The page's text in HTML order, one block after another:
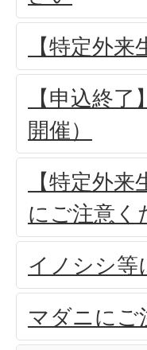
【特定外
【申込終
開催）
【特定外
にご注意く
イノシシ等
マダニにご